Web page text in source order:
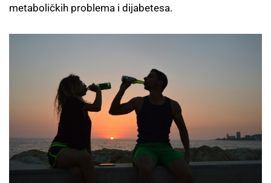
metaboličkih problema i dijabetesa.